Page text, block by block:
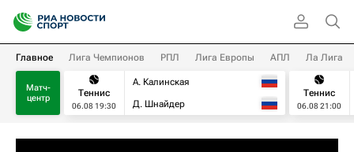
Главное Лига Чемпионов РПЛ Лига Европы АПЛ Ла Лига
Матч-
центр
Теннис
06.08 19:30
А. Калинская
Д. Шнайдер
Теннис
06.08 21:00